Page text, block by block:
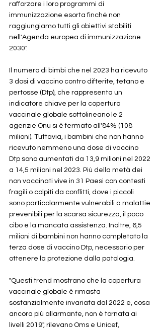
rafforzare i loro programmi di
immunizzazione esorta finché non
raggiungiamo tutti gli obiettivi stabiliti
nell'Agenda europea di immunizzazione
2030".
Il numero di bimbi che nel 2023 ha ricevuto
3 dosi di vaccino contro difterite, tetano e
pertosse (Dtp), che rappresenta un
indicatore chiave per la copertura
vaccinale globale sottolineano le 2
agenzie Onu si è fermato all'84% (108
milioni). Tuttavia, i bambini che non hanno
ricevuto nemmeno una dose di vaccino
Dtp sono aumentati da 13,9 milioni nel 2022
a 14,5 milioni nel 2023. Più della metà dei
non vaccinati vive in 31 Paesi con contesti
fragili o colpiti da conflitti, dove i piccoli
sono particolarmente vulnerabili a malattie
prevenibili per la scarsa sicurezza, il poco
cibo e la mancata assistenza. Inoltre, 6,5
milioni di bambini non hanno completato la
terza dose di vaccino Dtp, necessario per
ottenere la protezione dalla patologia.
"Questi trend mostrano che la copertura
vaccinale globale è rimasta
sostanzialmente invariata dal 2022 e, cosa
ancora più allarmante, non è tornata ai
livelli 2019", rilevano Oms e Unicef,